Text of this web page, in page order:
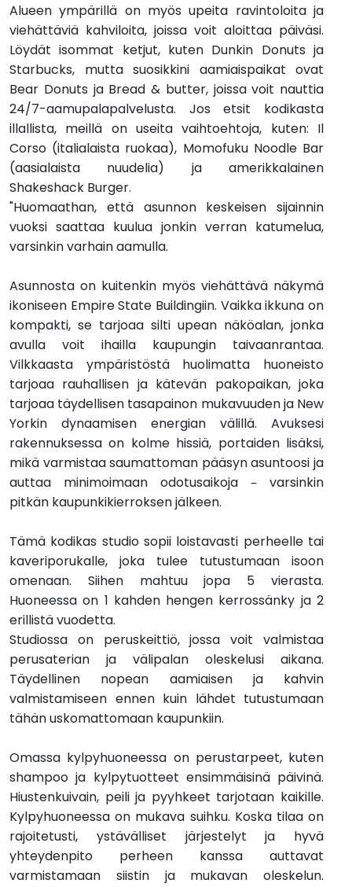
Alueen ympärillä on myös upeita ravintoloita ja
viehättäviä kahviloita, joissa voit aloittaa päiväsi.
Löydät isommat ketjut, kuten Dunkin Donuts ja
Starbucks, mutta suosikkini aamiaispaikat ovat
Bear Donuts ja Bread & butter, joissa voit nauttia
24/7-aamupalapalvelusta. Jos etsit kodikasta
illallista, meillä on useita vaihtoehtoja, kuten: Il
Corso (italialaista ruokaa), Momofuku Noodle Bar
(aasialaista nuudelia) ja amerikkalainen
Shakeshack Burger.
"Huomaathan, että asunnon keskeisen sijainnin
vuoksi saattaa kuulua jonkin verran katumelua,
varsinkin varhain aamulla.
Asunnosta on kuitenkin myös viehättävä näkymä
ikoniseen Empire State Buildingiin. Vaikka ikkuna on
kompakti, se tarjoaa silti upean näköalan, jonka
avulla voit ihailla kaupungin taivaanrantaa.
Vilkkaasta ympäristöstä huolimatta huoneisto
tarjoaa rauhallisen ja kätevän pakopaikan, joka
tarjoaa täydellisen tasapainon mukavuuden ja New
Yorkin dynaamisen energian välillä. Avuksesi
rakennuksessa on kolme hissiä, portaiden lisäksi,
mikä varmistaa saumattoman pääsyn asuntoosi ja
auttaa minimoimaan odotusaikoja – varsinkin
pitkän kaupunkikierroksen jälkeen.
Tämä kodikas studio sopii loistavasti perheelle tai
kaveriporukalle, joka tulee tutustumaan isoon
omenaan. Siihen mahtuu jopa 5 vierasta.
Huoneessa on 1 kahden hengen kerrossänky ja 2
erillistä vuodetta.
Studiossa on peruskeittiö, jossa voit valmistaa
perusaterian ja välipalan oleskelusi aikana.
Täydellinen nopean aamiaisen ja kahvin
valmistamiseen ennen kuin lähdet tutustumaan
tähän uskomattomaan kaupunkiin.
Omassa kylpyhuoneessa on perustarpeet, kuten
shampoo ja kylpytuotteet ensimmäisinä päivinä.
Hiustenkuivain, peili ja pyyhkeet tarjotaan kaikille.
Kylpyhuoneessa on mukava suihku. Koska tilaa on
rajoitetusti, ystävälliset järjestelyt ja hyvä
yhteydenpito perheen kanssa auttavat
varmistamaan siistin ja mukavan oleskelun.